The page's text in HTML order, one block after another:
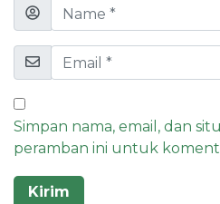
Simpan nama, email, dan
peramban ini untuk